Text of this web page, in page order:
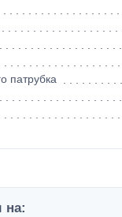
патрубка
на: